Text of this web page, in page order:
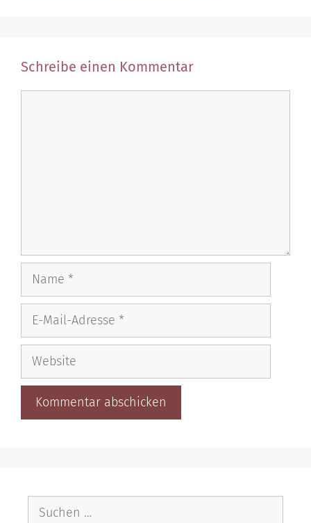
Schreibe einen Kommentar
Name
Adresse
Website